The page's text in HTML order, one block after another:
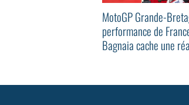
MotoGP Grande-
performance de
Bagnaia cache une